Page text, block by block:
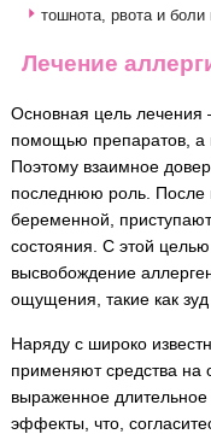
тошнота, рвота и боли
Лечение
Основная цель лечения
помощью препаратов, а
Поэтому взаимное
последнюю роль. После
беременной,
состояния. С этой
высвобождение
ощущения, такие как зуд
Наряду с широко
применяют средства на
выраженное
эффекты, что,